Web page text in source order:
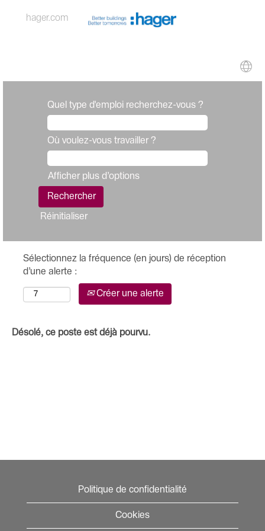
hager.com
Quel type d'emploi recherchez-vous ?
Où voulez-vous travailler ?
Afficher plus d’options
Réinitialiser
Sélectionnez la fréquence (en jours) de réception
d’une alerte :
Créer une alerte
Désolé, ce poste est déjà pourvu.
Politique de confidentialité
Cookies